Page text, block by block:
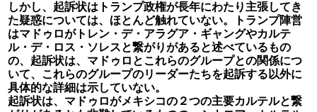
しかし、起訴状はトランプ政権が長年にわたり主張してき
た疑惑については、ほとんど触れていない。トランプ陣営
はマドゥロがトレン・デ・アラグア・ギャングやカルテ
ル・デ・ロス・ソレスと繋がりがあると述べているもの
の、起訴状は、マドゥロとこれらのグループとの関係につ
いて、これらのグループのリーダーたちを起訴する以外に
具体的な詳細は示していない。
起訴状は、マドゥロがメキシコの２つの主要カルテルと繋